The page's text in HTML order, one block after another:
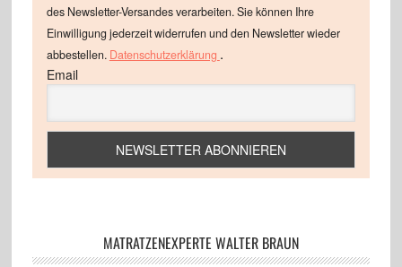
des Newsletter-Versandes verarbeiten. Sie können Ihre
Einwilligung jederzeit widerrufen und den Newsletter wieder
abbestellen. Datenschutzerklärung .
Email
MATRATZENEXPERTE WALTER BRAUN